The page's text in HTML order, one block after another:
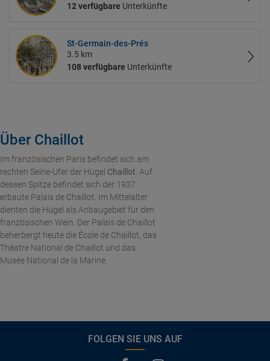
12 verfügbare Unterkünfte
St-Germain-des-Prés
3.5 km
108 verfügbare Unterkünfte
Über Chaillot
Im französischen Paris befindet sich am
rechten Seine-Ufer der Hügel Chaillot . Auf
dessen Spitze befindet sich der 1937
erbaute Palais de Chaillot. Im Mittelalter
dienten die Hügel als Anbaugebiet für den
französischen Wein. Der Palais de Chaillot
beherbergt heute die École de Chaillot, das
Théatre National de Chaillot und das
Musée National de la Marine.
FOLGEN SIE UNS AUF